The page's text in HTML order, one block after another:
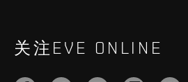
关注EVE ONLINE